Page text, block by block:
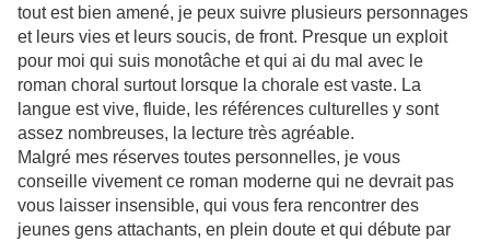
tout est bien amené, je peux suivre plusieurs personnages
et leurs vies et leurs soucis, de front. Presque un exploit
pour moi qui suis monotâche et qui ai du mal avec le
roman choral surtout lorsque la chorale est vaste. La
langue est vive, fluide, les références culturelles y sont
assez nombreuses, la lecture très agréable.
Malgré mes réserves toutes personnelles, je vous
conseille vivement ce roman moderne qui ne devrait pas
vous laisser insensible, qui vous fera rencontrer des
jeunes gens attachants, en plein doute et qui débute par